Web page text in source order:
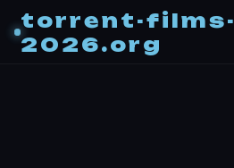
torrent-films-
2026.org